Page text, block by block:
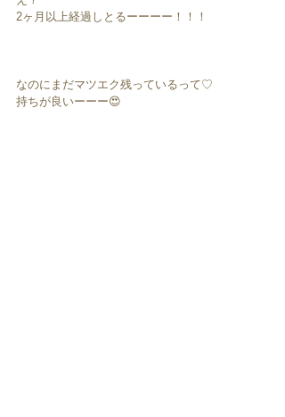
2ヶ月以上経過しとるーーーー！！！
なのにまだマツエク残っているって♡
持ちが良いーーー😍